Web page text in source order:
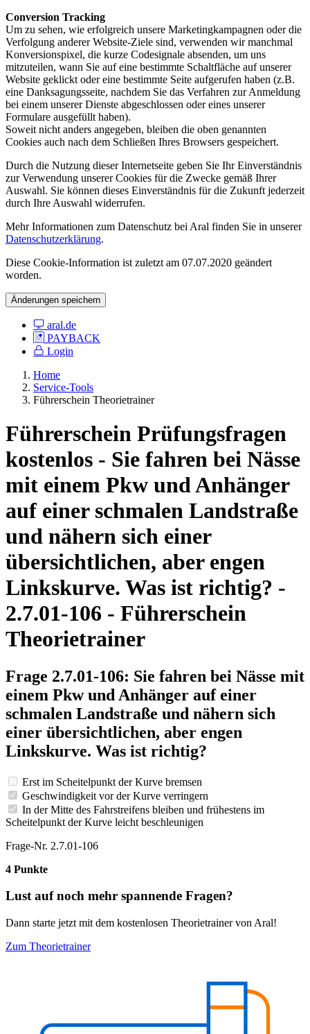
Conversion Tracking
Um zu sehen, wie erfolgreich unsere Marketingkampagnen oder die
Verfolgung anderer Website-Ziele sind, verwenden wir manchmal
Konversionspixel, die kurze Codesignale absenden, um uns
mitzuteilen, wann Sie auf eine bestimmte Schaltfläche auf unserer
Website geklickt oder eine bestimmte Seite aufgerufen haben (z.B.
eine Danksagungsseite, nachdem Sie das Verfahren zur Anmeldung
bei einem unserer Dienste abgeschlossen oder eines unserer
Formulare ausgefüllt haben).
Soweit nicht anders angegeben, bleiben die oben genannten
Cookies auch nach dem Schließen Ihres Browsers gespeichert.
Durch die Nutzung dieser Internetseite geben Sie Ihr Einverständnis
zur Verwendung unserer Cookies für die Zwecke gemäß Ihrer
Auswahl. Sie können dieses Einverständnis für die Zukunft jederzeit
durch Ihre Auswahl widerrufen.
Mehr Informationen zum Datenschutz bei Aral finden Sie in unserer
Datenschutzerklärung.
Diese Cookie-Information ist zuletzt am 07.07.2020 geändert
worden.
Änderungen speichern
aral.de
PAYBACK
Login
Home
Service-Tools
Führerschein Theorietrainer
Führerschein Prüfungsfragen
kostenlos - Sie fahren bei Nässe
mit einem Pkw und Anhänger
auf einer schmalen Landstraße
und nähern sich einer
übersichtlichen, aber engen
Linkskurve. Was ist richtig? -
2.7.01-106 - Führerschein
Theorietrainer
Frage 2.7.01-106: Sie fahren bei Nässe mit
einem Pkw und Anhänger auf einer
schmalen Landstraße und nähern sich
einer übersichtlichen, aber engen
Linkskurve. Was ist richtig?
Erst im Scheitelpunkt der Kurve bremsen
Geschwindigkeit vor der Kurve verringern
In der Mitte des Fahrstreifens bleiben und frühestens im
Scheitelpunkt der Kurve leicht beschleunigen
Frage-Nr. 2.7.01-106
4 Punkte
Lust auf noch mehr spannende Fragen?
Dann starte jetzt mit dem kostenlosen Theorietrainer von Aral!
Zum Theorietrainer